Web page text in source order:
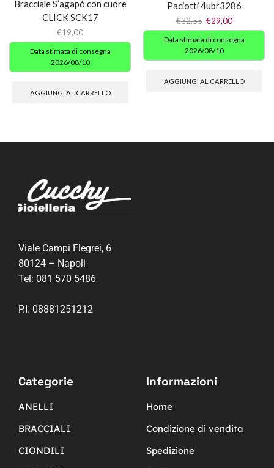
Bracciale S’agapò con cuore
CLICK SCK17
€19,00
Data stimata di consegna
2026/08/10
AGGIUNGI AL CARRELLO
Paciotti 4ubr3286
€32,55 €29,00
Data stimata di consegna
2026/08/10
AGGIUNGI AL CARRELLO
Viale Campi Flegrei, 6
80124 – Napoli
Tel: 081 570 5486
P.I. 08881251212
Categorie
ANELLI
BRACCIALI
CIONDILI
Informazioni
Home
Condizione di vendita
Spedizione